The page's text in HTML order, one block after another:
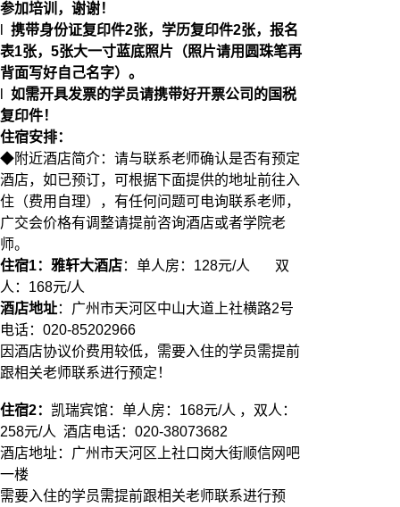
参加培训，谢谢！
携带身份证复印件2张，学历复印件2张，报名
表1张，5张大一寸蓝底照片（照片请用圆珠笔再
背面写好自己名字）。
如需开具发票的学员请携带好开票公司的国税
复印件！
住宿安排：
◆附近酒店简介：请与联系老师确认是否有预定
酒店，如已预订，可根据下面提供的地址前往入
住（费用自理），有任何问题可电询联系老师，
广交会价格有调整请提前咨询酒店或者学院老
师。
住宿1： 雅轩大酒店：单人房：128元/人 双
人：168元/人
酒店地址：广州市天河区中山大道上社横路2号
电话：020-85202966
因酒店协议价费用较低，需要入住的学员需提前
跟相关老师联系进行预定！
住宿2： 凯瑞宾馆：单人房：168元/人 ，双人：
258元/人 酒店电话：020-38073682
酒店地址：广州市天河区上社口岗大街顺信网吧
一楼
需要入住的学员需提前跟相关老师联系进行预